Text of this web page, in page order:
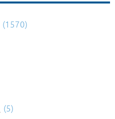
(1570)
(5)